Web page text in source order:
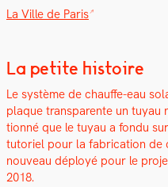
La Ville de Paris
La petite histoire
Le sys­tème de chauffe-eau
plaque trans­par­ente un
tion­né que le tuyau a fon­du
tuto­riel pour la fab­ri­ca­tion de
nou­veau déployé pour le
2018.